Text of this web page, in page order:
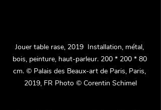
Jouer table rase, 2019  Installation, métal,
bois, peinture, haut-parleur. 200 * 200 * 80
cm. © Palais des Beaux-art de Paris, Paris,
2019, FR Phot﻿o © Corentin Schimel